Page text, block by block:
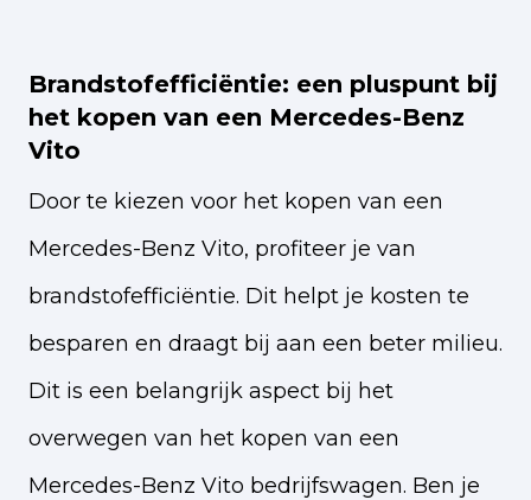
Brandstofefficiëntie: een pluspunt bij
het kopen van een Mercedes-Benz
Vito
Door te kiezen voor het kopen van een
Mercedes-Benz Vito, profiteer je van
brandstofefficiëntie. Dit helpt je kosten te
besparen en draagt bij aan een beter milieu.
Dit is een belangrijk aspect bij het
overwegen van het kopen van een
Mercedes-Benz Vito bedrijfswagen. Ben je